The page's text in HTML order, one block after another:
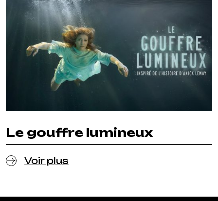
Le gouffre lumineux
Voir plus